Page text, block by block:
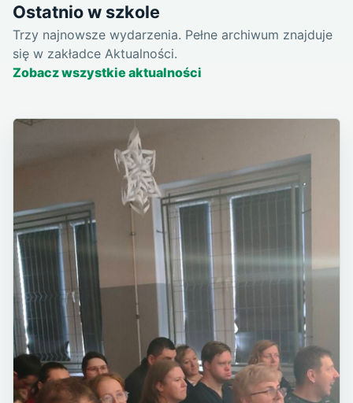
Ostatnio w szkole
Trzy najnowsze wydarzenia. Pełne archiwum znajduje
się w zakładce Aktualności.
Zobacz wszystkie aktualności